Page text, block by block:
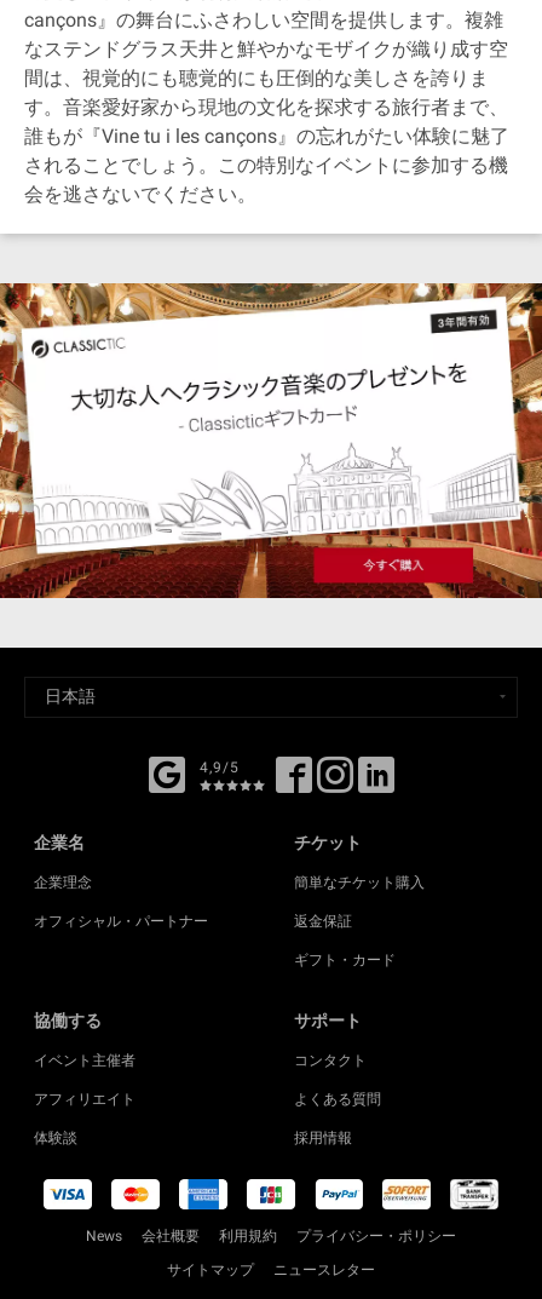
cançons』の舞台にふさわしい空間を提供します。複雑
なステンドグラス天井と鮮やかなモザイクが織り成す空
間は、視覚的にも聴覚的にも圧倒的な美しさを誇りま
す。音楽愛好家から現地の文化を探求する旅行者まで、
誰もが『Vine tu i les cançons』の忘れがたい体験に魅了
されることでしょう。この特別なイベントに参加する機
会を逃さないでください。
4,9/5
企業名
企業理念
オフィシャル・パートナー
チケット
簡単なチケット購入
返金保証
ギフト・カード
協働する
イベント主催者
アフィリエイト
体験談
サポート
コンタクト
よくある質問
採用情報
News 会社概要 利用規約
プライバシー・ポリシー
サイトマップ
ニュースレター